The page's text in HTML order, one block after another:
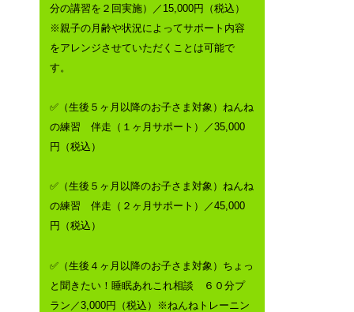
分の講習を２回実施）／15,000円（税込）
※親子の月齢や状況によってサポート内容
をアレンジさせていただくことは可能で
す。
✅（生後５ヶ月以降のお子さま対象）ねんね
の練習 伴走（１ヶ月サポート）／35,000
円（税込）
✅（生後５ヶ月以降のお子さま対象）ねんね
の練習 伴走（２ヶ月サポート）／45,000
円（税込）
✅（生後４ヶ月以降のお子さま対象）ちょっ
と聞きたい！睡眠あれこれ相談 ６０分プ
ラン／3,000円（税込）※ねんねトレーニン